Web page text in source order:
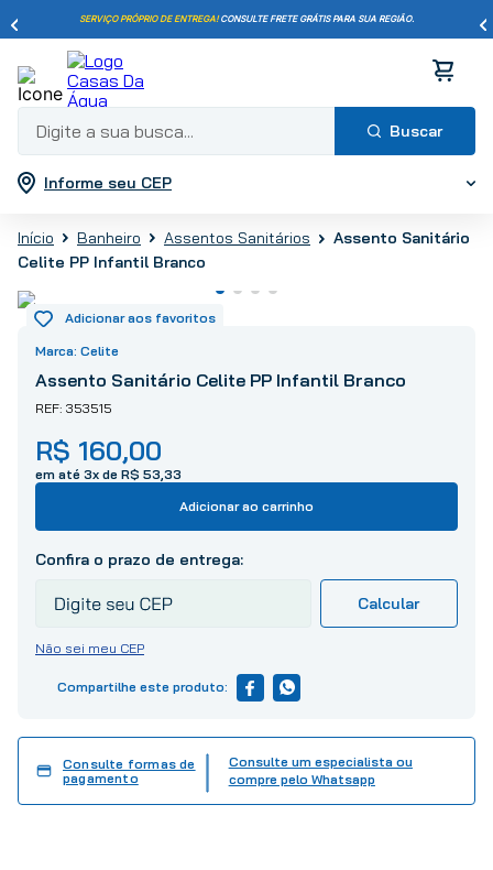
SERVIÇO PRÓPRIO DE ENTREGA!CONSULTE FRETE GRÁTIS PARA SUA REGIÃO.
Digite a sua busca...
Informe seu CEP
Banheiro Assentos Sanitários
Assento Sanitário
Celite PP Infantil Branco
Celite
Assento Sanitário Celite PP Infantil Branco
353515
R$ 160,00
em até 3x de R$ 53 33
Adicionar ao carrinho
Não sei meu CEP
Consulte formas de
pagamento
Consulte um especialista ou
compre pelo Whatsapp
Termos mais buscados
2
porcelanato
4
º
revestimento
5º
vaso sanitário
6º
chuveiro
7º
cimento
8º
torneira
9 º
telha